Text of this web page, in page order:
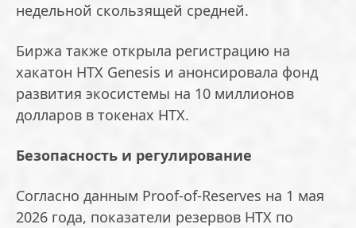
недельной скользящей средней.
Биржа также открыла регистрацию на
хакатон HTX Genesis и анонсировала фонд
развития экосистемы на 10 миллионов
долларов в токенах HTX.
Безопасность и регулирование
Согласно данным Proof-of-Reserves на 1 мая
2026 года, показатели резервов HTX по